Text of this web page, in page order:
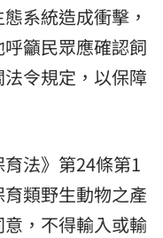
系統造成衝擊，
籲民眾應確認飼
令規定，以保障
法》第24條第1
類野生動物之產
，不得輸入或輸